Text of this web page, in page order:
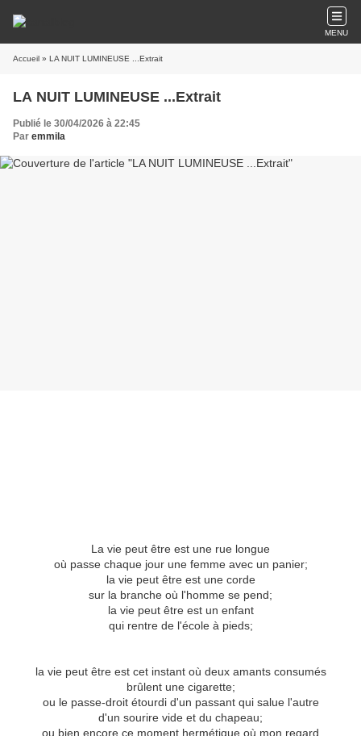
MENU
Accueil » LA NUIT LUMINEUSE ...Extrait
LA NUIT LUMINEUSE ...Extrait
Publié le 30/04/2026 à 22:45
Par emmila
La vie peut être est une rue longue
où passe chaque jour une femme avec un panier;
la vie peut être est une corde
sur la branche où l'homme se pend;
la vie peut être est un enfant
qui rentre de l'école à pieds;
la vie peut être est cet instant où deux amants consumés
brûlent une cigarette;
ou le passe-droit étourdi d'un passant qui salue l'autre
d'un sourire vide et du chapeau;
ou bien encore ce moment hermétique où mon regard